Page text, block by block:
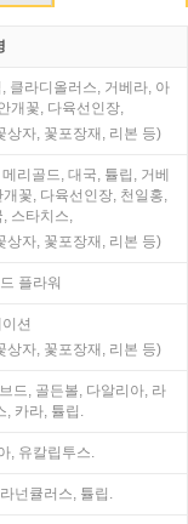
클라디올러스, 거베라, 아
개꽃, 다육선인장,
상자, 꽃포장재, 리본 등)
리골드, 대국, 튤립, 거베
꽃, 다육선인장, 천일홍,
스타치스,
상자, 꽃포장재, 리본 등)
플라워
션
상자, 꽃포장재, 리본 등)
드, 골든볼, 다알리아, 라
, 카라, 튤립.
, 유칼립투스.
넌큘러스, 튤립.